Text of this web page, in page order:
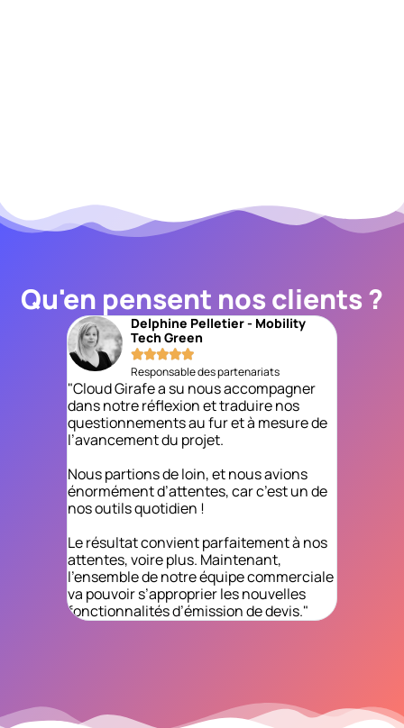
Qu'en pensent nos clients ?
Delphine Pelletier - Mobility
Tech Green

Responsable des partenariats
"Cloud Girafe a su nous accompagner
dans notre réflexion et traduire nos
questionnements au fur et à mesure de
l’avancement du projet.
Nous partions de loin, et nous avions
énormément d’attentes, car c’est un de
nos outils quotidien !
Le résultat convient parfaitement à nos
attentes, voire plus. Maintenant,
l’ensemble de notre équipe commerciale
va pouvoir s’approprier les nouvelles
fonctionnalités d’émission de devis."